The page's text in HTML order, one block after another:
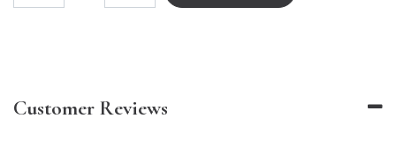
Customer Reviews